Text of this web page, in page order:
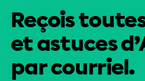
Reçois
et astuces
par courriel.